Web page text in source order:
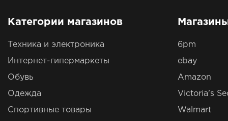
Категории магазинов
Техника и электроника
Интернет-гипермаркеты
Обувь
Одежда
Спортивные товары
6pm
ebay
Amazon
Victoria's
Walmart